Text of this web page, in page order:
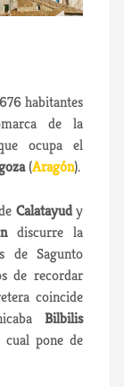
habitantes
de la
ocupa el
(Aragón).
Calatayudy
discurre la
de Sagunto
de recordar
coincide
Bilbilis
cual pone de